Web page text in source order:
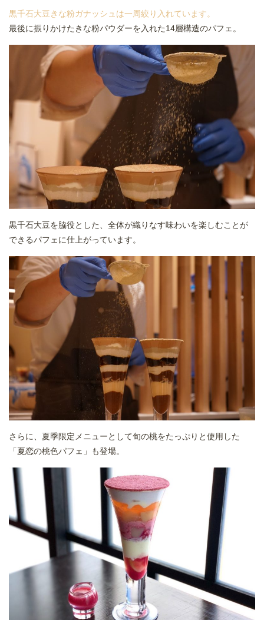
黒千石大豆きな粉ガナッシュは一周絞り入れています。
最後に振りかけたきな粉パウダーを入れた14層構造のパフェ。
黒千石大豆を脇役とした、全体が織りなす味わいを楽しむことが
できるパフェに仕上がっています。
さらに、夏季限定メニューとして旬の桃をたっぷりと使用した
「夏恋の桃色パフェ」も登場。